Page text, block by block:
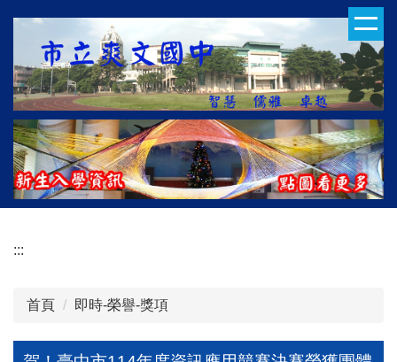
要
內
容
區
:::
首頁 即時-榮譽-獎項